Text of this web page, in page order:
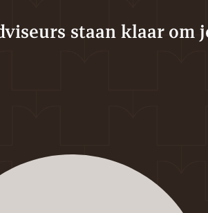
staan klaar om